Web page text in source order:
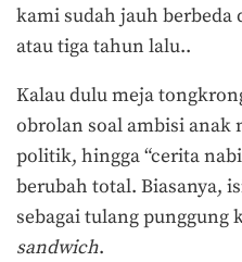
kami sudah jauh berbeda
atau tiga tahun lalu..
Kalau dulu meja
obrolan soal ambisi anak
politik, hingga “cerita
berubah total. Biasanya,
sebagai tulang punggung
sandwich.